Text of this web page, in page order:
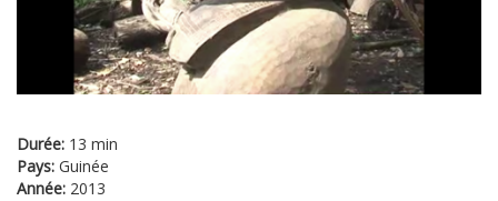
Durée: 13 min
Pays: Guinée
Année: 2013